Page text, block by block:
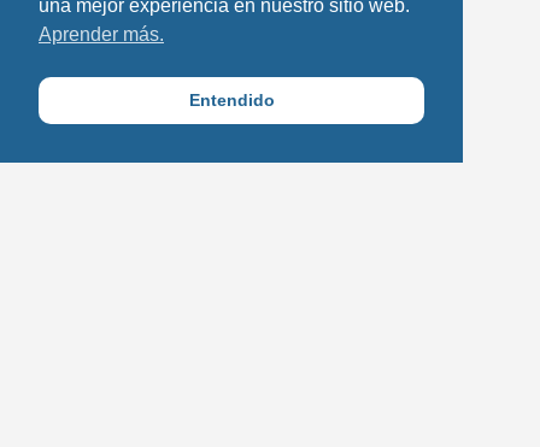
una mejor experiencia en nuestro sitio web.
Aprender más.
Entendido